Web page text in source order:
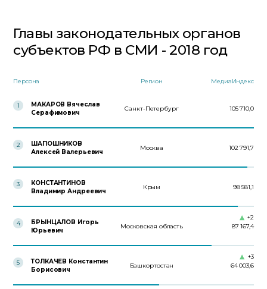
Главы законодательных органов
субъектов РФ в СМИ - 2018 год
Персона Регион МедиаИндекс
1
МАКАРОВ Вячеслав
Серафимович
Санкт-Петербург 105 710,0
2
ШАПОШНИКОВ
Алексей Валерьевич
Москва 102 791,7
3
КОНСТАНТИНОВ
Владимир Андреевич
Крым 98 581,1
4
БРЫНЦАЛОВ Игорь
Юрьевич
Московская область 87 167,4
+2
5
ТОЛКАЧЕВ Константин
Борисович
Башкортостан 64 003,6
+3